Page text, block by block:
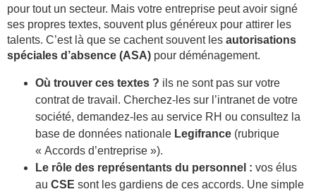
pour tout un secteur. Mais votre entreprise peut avoir signé
ses propres textes, souvent plus généreux pour attirer les
talents. C’est là que se cachent souvent les autorisations
spéciales d’absence (ASA) pour déménagement.
Où trouver ces textes ? ils ne sont pas sur votre
contrat de travail. Cherchez-les sur l’intranet de votre
société, demandez-les au service RH ou consultez la
base de données nationale Legifrance (rubrique
« Accords d’entreprise »).
Le rôle des représentants du personnel : vos élus
au CSE sont les gardiens de ces accords. Une simple